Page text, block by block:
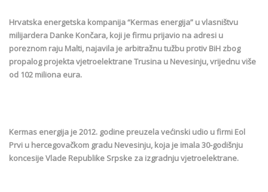
Hrvatska energetska kompanija “Kermas energija” u vlasništvu
milijardera Danke Končara, koji je firmu prijavio na adresi u
poreznom raju Malti, najavila je arbitražnu tužbu protiv BiH zbog
propalog projekta vjetroelektrane Trusina u Nevesinju, vrijednu više
od 102 miliona eura.
Kermas energija je 2012. godine preuzela većinski udio u firmi Eol
Prvi u hercegovačkom gradu Nevesinju, koja je imala 30-godišnju
koncesije Vlade Republike Srpske za izgradnju vjetroelektrane.